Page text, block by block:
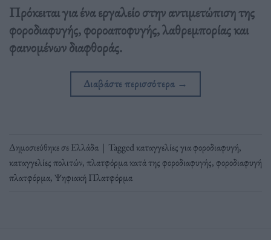
Πρόκειται για ένα εργαλείο στην αντιμετώπιση της
φοροδιαφυγής, φοροαποφυγής, λαθρεμπορίας και
φαινομένων διαφθοράς.
Διαβάστε περισσότερα →
Δημοσιεύθηκε σεΕλλάδα | Taggedκαταγγελίες για φοροδιαφυγή,
καταγγελίες πολιτών,πλατφόρμα κατά της φοροδιαφυγής,φοροδιαφυγή
πλατφόρμα,Ψηφιακή Πλατφόρμα